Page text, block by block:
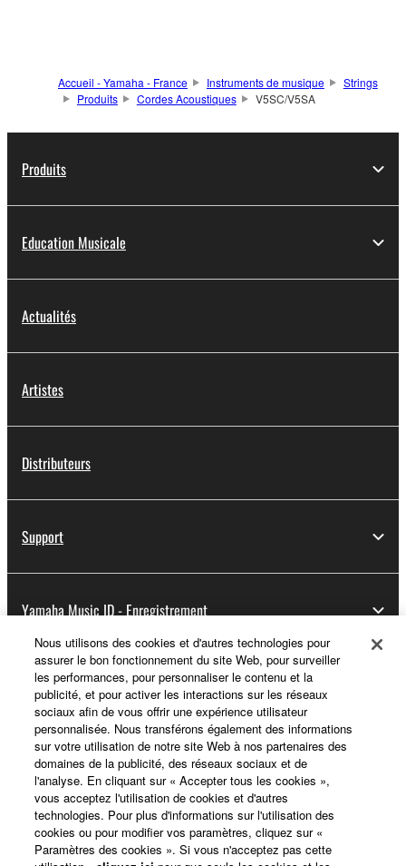
Accueil - Yamaha - France Instruments de musique
Strings
Produits
Cordes Acoustiques V5SC/V5SA
Produits
Education Musicale
Actualités
Artistes
Distributeurs
Support
Yamaha Music ID - Enregistrement
A propos de Yamaha
France - French
Professionnel
Nous utilisons des cookies et d'autres technologies pour
assurer le bon fonctionnement du site Web, pour surveiller
les performances, pour personnaliser le contenu et la
publicité, et pour activer les interactions sur les réseaux
sociaux afin de vous offrir une expérience utilisateur
personnalisée. Nous transférons également des informations
sur votre utilisation de notre site Web à nos partenaires des
domaines de la publicité, des réseaux sociaux et de
l'analyse. En cliquant sur « Accepter tous les cookies »,
vous acceptez l'utilisation de cookies et d'autres
technologies. Pour plus d'informations sur l'utilisation des
cookies ou pour modifier vos paramètres, cliquez sur «
Paramètres des cookies ». Si vous n'acceptez pas cette